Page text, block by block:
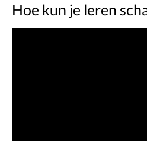
Hoe kun je leren